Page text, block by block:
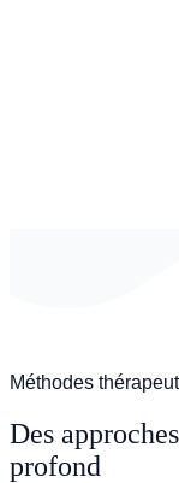
Méthodes
Des
profond